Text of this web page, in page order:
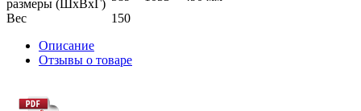
размеры (ШхВхГ)
Вес
150
Описание
Отзывы о товаре